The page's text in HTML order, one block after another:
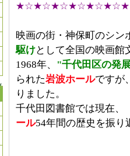
映画の街・神保町のシン
駆けとして全国の映画館
1968年、
"千代田区の発
られた岩波ホールですが
りました。
千代田図書館では現在、
ール54年間の歴史を振り